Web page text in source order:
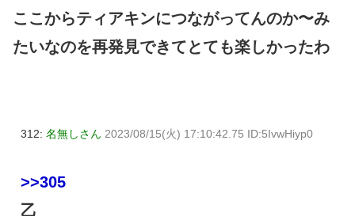
ここからティアキンにつながってんのか〜み
たいなのを再発見できてとても楽しかったわ
312: 名無しさん 2023/08/15(火) 17:10:42.75 ID:5IvwHiyp0
>>305
乙